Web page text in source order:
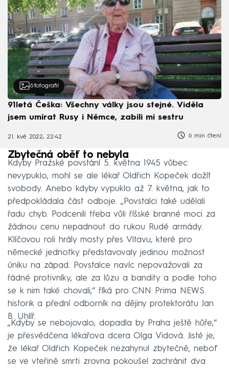
6 fotografií
91letá Češka: Všechny války jsou stejné. Viděla
jsem umírat Rusy i Němce, zabili mi sestru
21. kvě 2022, 22:42 6 min čtení
Zbytečná oběť to nebyla
Kdyby Pražské povstání 5. května 1945 vůbec
nevypuklo, mohl se ale lékař Oldřich Kopeček dožít
svobody. Anebo kdyby vypuklo až 7. května, jak to
předpokládala část odboje. „Povstalci také udělali
řadu chyb. Podcenili třeba vůli říšské branné moci za
žádnou cenu nepadnout do rukou Rudé armády.
Klíčovou roli hrály mosty přes Vltavu, které pro
německé jednotky představovaly jedinou možnost
úniku na západ. Povstalce navíc nepovažovali za
řádné protivníky, ale za lůzu a bandity a podle toho
se k nim také chovali,“ říká pro CNN Prima NEWS
historik a přední odborník na dějiny protektorátu Jan
B. Uhlíř.
„Kdyby se nebojovalo, dopadla by Praha ještě hůře,“
je přesvědčena lékařova dcera Olga Vidová. Jisté je,
že lékař Oldřich Kopeček nezahynul zbytečně, neboť
se ve vteřině smrti zrovna pokoušel zachránit dva